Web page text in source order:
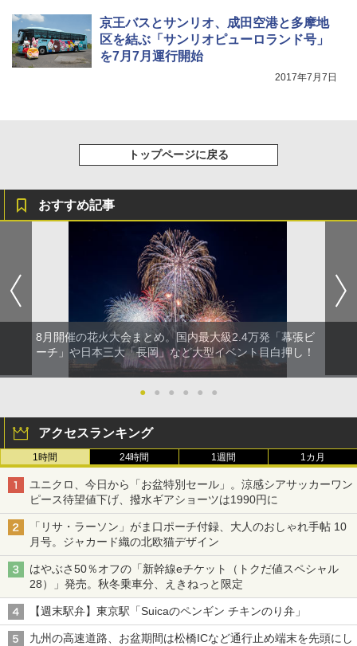
京王バスとサンリオ、成田空港と多摩地
区を結ぶ「サンリオピューロランド号」
を7月7月運行開始
2017年7月7日
トップページに戻る
おすすめ記事
8月開催の花火大会まとめ。国内最大級2.4万発「幕張ビ
ーチ」や日本三大「長岡」など大型イベント目白押し！
● ● ● ● ● ●
アクセスランキング
1時間 24時間 1週間 1カ月
ユニクロ、今日から「お盆特別セール」。涼感シアサッカーワン
ピース待望値下げ、撥水ギアショーツは1990円に
「リサ・ラーソン」がま口ポーチ付録、大人のおしゃれ手帖 10
月号。ジャカード織の北欧猫デザイン
はやぶさ50％オフの「新幹線eチケット（トクだ値スペシャル
28）」発売。秋冬乗車分、えきねっと限定
【週末駅弁】東京駅「Suicaのペンギン チキンのり弁」
九州の高速道路、お盆期間は松橋ICなど通行止め端末を先頭にし